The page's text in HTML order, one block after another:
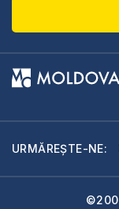
URMĂREȘTE-NE: